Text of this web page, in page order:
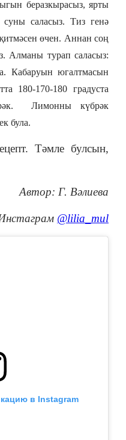
беразкырасыз, ярты
саласыз. Тиз генә
өчен. Аннан соң
Алманы турап саласыз:
Кабаруын югалтмасын
180-170-180 градуста
Лимонны күбрәк
була.
Тәмле булсын,
Автор: Г. Вәлиева
@lilia_mul
в Instagram